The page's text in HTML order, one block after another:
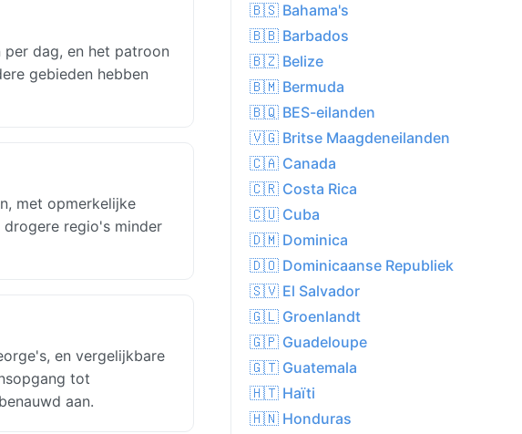
dag, en het patroon
gebieden hebben
met opmerkelijke
drogere regio's minder
en vergelijkbare
tot
aan.
🇧🇸 Bahama's
🇧🇧 Barbados
🇧🇿 Belize
🇧🇲 Bermuda
🇧🇶 BES-eilanden
🇻🇬 Britse Maagdeneilanden
🇨🇦 Canada
🇨🇷 Costa Rica
🇨🇺 Cuba
🇩🇲 Dominica
🇩🇴 Dominicaanse Republiek
🇸🇻 El Salvador
🇬🇱 Groenlandt
🇬🇵 Guadeloupe
🇬🇹 Guatemala
🇭🇹 Haïti
🇭🇳 Honduras